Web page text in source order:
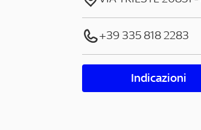
+39 335 818 2283
Indicazioni